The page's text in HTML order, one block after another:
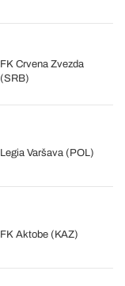
FK Crvena Zvezda
(SRB)
Legia Varšava (POL)
FK Aktobe (KAZ)